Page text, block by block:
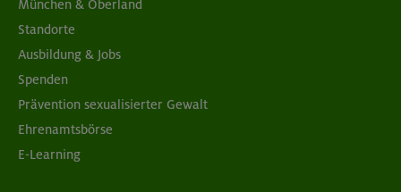
München & Oberland
Standorte
Ausbildung & Jobs
Spenden
Prävention sexualisierter Gewalt
Ehrenamtsbörse
E-Learning